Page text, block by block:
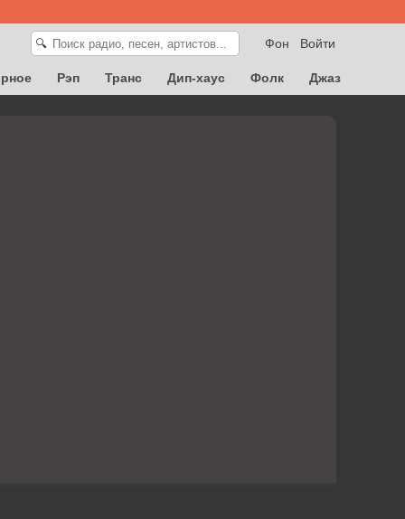
Войти
Фон
🔍
Рэп Транс Дип-хаус Фолк Джаз